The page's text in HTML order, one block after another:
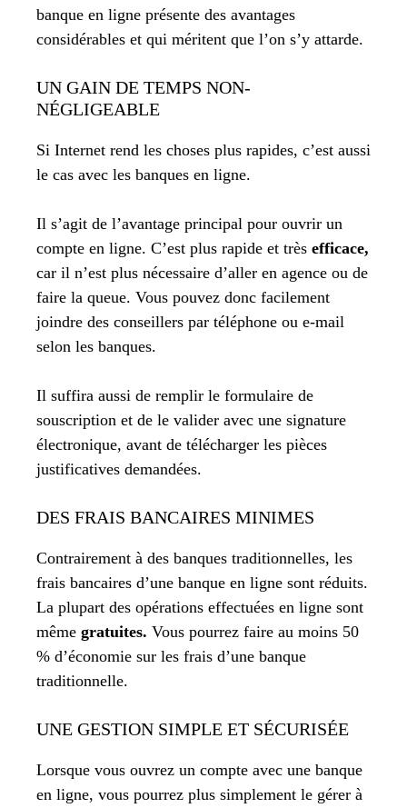
banque en ligne présente des avantages
considérables et qui méritent que l’on s’y attarde.
UN GAIN DE TEMPS NON-
NÉGLIGEABLE
Si Internet rend les choses plus rapides, c’est aussi
le cas avec les banques en ligne.
Il s’agit de l’avantage principal pour ouvrir un
compte en ligne. C’est plus rapide et très efficace,
car il n’est plus nécessaire d’aller en agence ou de
faire la queue. Vous pouvez donc facilement
joindre des conseillers par téléphone ou e-mail
selon les banques.
Il suffira aussi de remplir le formulaire de
souscription et de le valider avec une signature
électronique, avant de télécharger les pièces
justificatives demandées.
DES FRAIS BANCAIRES MINIMES
Contrairement à des banques traditionnelles, les
frais bancaires d’une banque en ligne sont réduits.
La plupart des opérations effectuées en ligne sont
même gratuites. Vous pourrez faire au moins 50
% d’économie sur les frais d’une banque
traditionnelle.
UNE GESTION SIMPLE ET SÉCURISÉE
Lorsque vous ouvrez un compte avec une banque
en ligne, vous pourrez plus simplement le gérer à